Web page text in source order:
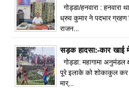
गोड्डा/हनवारा : हनवारा
ध्रुव कुमार ने पदभार ग्रहण
राजन...
सड़क हादसा:-कार खाई
गोड्डा: महागामा अनुमंडल
पूरे इलाके को शोकाकुल कर
मार्...